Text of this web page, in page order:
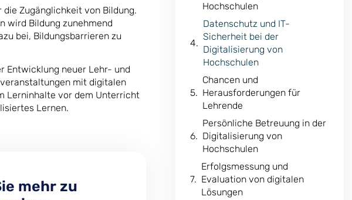
Zugänglichkeit von Bildung.
wird Bildung zunehmend
bei, Bildungsbarrieren zu
Entwicklung neuer Lehr- und
mit digitalen
Lerninhalte vor dem Unterricht
Lernen.
mehr zu
Hochschulen
Datenschutz und IT-
Sicherheit bei der
Digitalisierung von
Hochschulen
Chancen und
Herausforderungen für
Lehrende
Persönliche Betreuung in der
Digitalisierung von
Hochschulen
Erfolgsmessung und
Evaluation von digitalen
Lösungen